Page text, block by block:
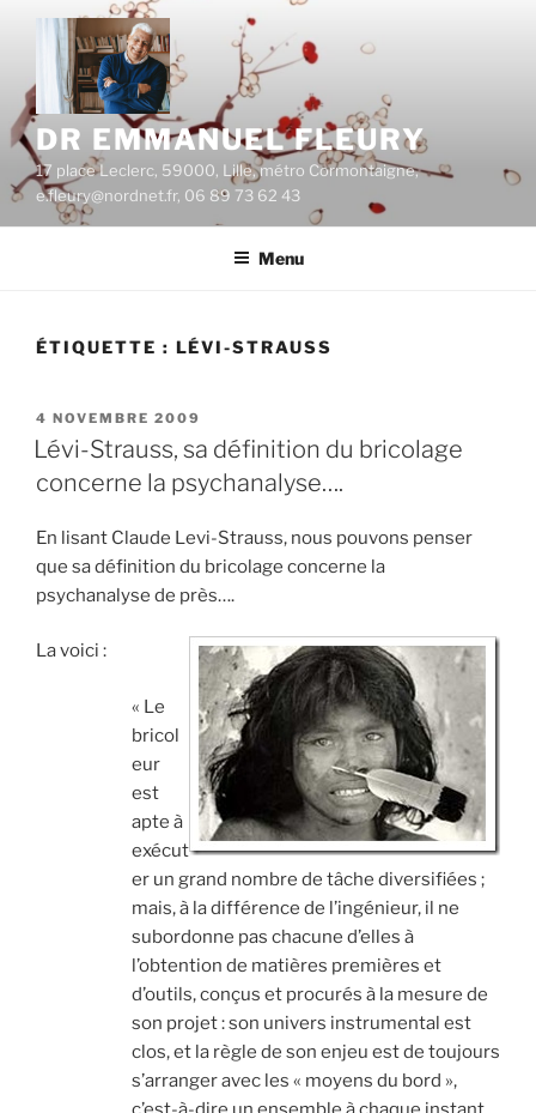
Aller
contenu
principal
DR EMMANUEL FLEURY
17 place Leclerc, 59000, Lille, métro Cormontaigne,
e.fleury@nordnet.fr, 06 89 73 62 43
Menu
ÉTIQUETTE : LÉVI-STRAUSS
PUBLIÉ
LE
4 NOVEMBRE 2009
Lévi-Strauss, sa définition du bricolage
concerne la psychanalyse….
En lisant Claude Levi-Strauss, nous pouvons penser
que sa définition du bricolage concerne la
psychanalyse de près….
La voici :
« Le
bricol
eur
est
apte à
exécut
er un grand nombre de tâche diversifiées ;
mais, à la différence de l’ingénieur, il ne
subordonne pas chacune d’elles à
l’obtention de matières premières et
d’outils, conçus et procurés à la mesure de
son projet : son univers instrumental est
clos, et la règle de son enjeu est de toujours
s’arranger avec les « moyens du bord »,